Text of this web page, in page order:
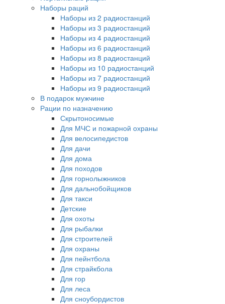
Наборы раций
Наборы из 2 радиостанций
Наборы из 3 радиостанций
Наборы из 4 радиостанций
Наборы из 6 радиостанций
Наборы из 8 радиостанций
Наборы из 10 радиостанций
Наборы из 7 радиостанций
Наборы из 9 радиостанций
В подарок мужчине
Рации по назначению
Скрытоносимые
Для МЧС и пожарной охраны
Для велосипедистов
Для дачи
Для дома
Для походов
Для горнолыжников
Для дальнобойщиков
Для такси
Детские
Для охоты
Для рыбалки
Для строителей
Для охраны
Для пейнтбола
Для страйкбола
Для гор
Для леса
Для сноубордистов